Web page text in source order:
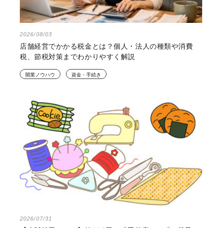
2026/08/03
店舗経営でかかる税金とは？個人・法人の種類や消費
税、節税対策までわかりやすく解説
開業ノウハウ 資金・手続き
2026/07/31